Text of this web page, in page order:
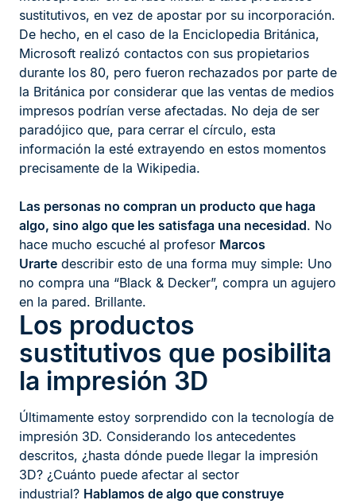
sustitutivos, en vez de apostar por su incorporación.
De hecho, en el caso de la Enciclopedia Británica,
Microsoft realizó contactos con sus propietarios
durante los 80, pero fueron rechazados por parte de
la Británica por considerar que las ventas de medios
impresos podrían verse afectadas. No deja de ser
paradójico que, para cerrar el círculo, esta
información la esté extrayendo en estos momentos
precisamente de la Wikipedia.
Las personas no compran un producto que haga
algo, sino algo que les satisfaga una necesidad. No
hace mucho escuché al profesor Marcos
Urarte describir esto de una forma muy simple: Uno
no compra una “Black & Decker”, compra un agujero
en la pared. Brillante.
Los productos
sustitutivos que posibilita
la impresión 3D
Últimamente estoy sorprendido con la tecnología de
impresión 3D. Considerando los antecedentes
descritos, ¿hasta dónde puede llegar la impresión
3D? ¿Cuánto puede afectar al sector
industrial? Hablamos de algo que construye